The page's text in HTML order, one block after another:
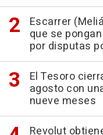
Escarrer
que se
por disputas
El Tesoro
agosto con
nueve meses
Revolut